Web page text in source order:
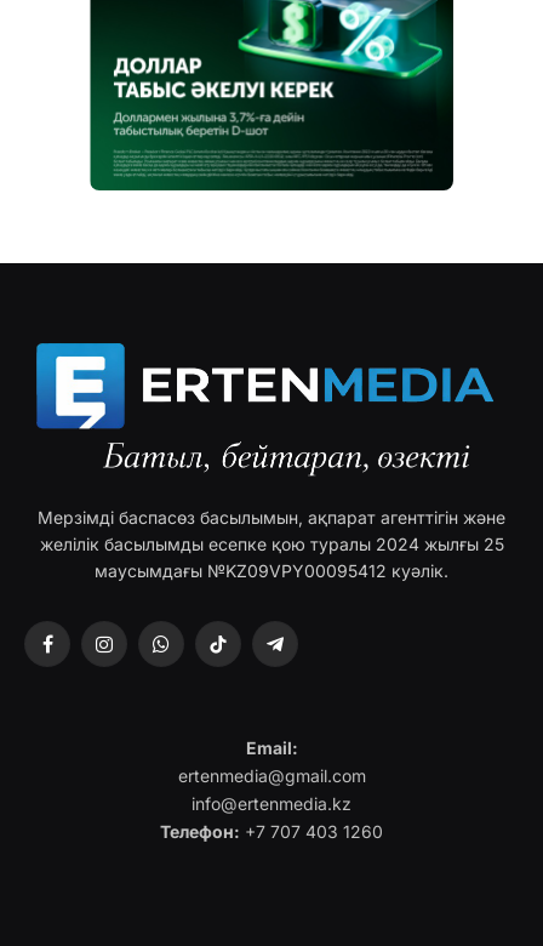
Мерзімді баспасөз басылымын, ақпарат агенттігін және
желілік басылымды есепке қою туралы 2024 жылғы 25
маусымдағы №KZ09VPY00095412 куәлік.
FacebookInstagramWhatsAppTikTok Telegram
Email:
ertenmedia@gmail.com
info@ertenmedia.kz
Телефон: +7 707 403 1260